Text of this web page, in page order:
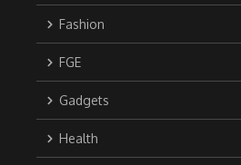
Fashion
FGE
Gadgets
Health